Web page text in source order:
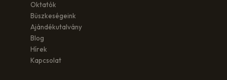
Oktatók
Büszkeségeink
Ajándékutalvány
Blog
Hírek
Kapcsolat